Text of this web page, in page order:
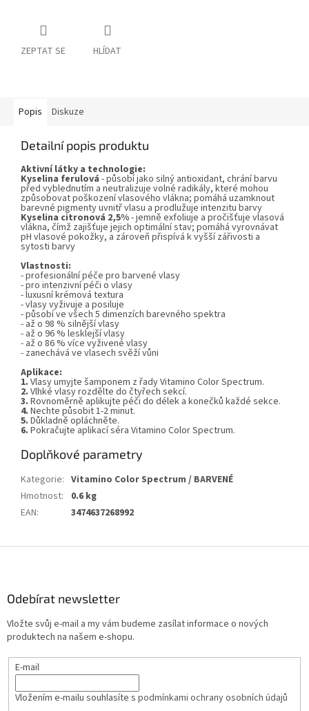
ZEPTAT SE HLÍDAT
Popis Diskuze
Detailní popis produktu
Aktivní látky a technologie:
Kyselina ferulová - působí jako silný antioxidant, chrání barvu
před vyblednutím a neutralizuje volné radikály, které mohou
způsobovat poškození vlasového vlákna; pomáhá uzamknout
barevné pigmenty uvnitř vlasu a prodlužuje intenzitu barvy
Kyselina citronová 2,5%- jemně exfoliuje a pročišťuje vlasová
vlákna, čímž zajišťuje jejich optimální stav; pomáhá vyrovnávat
pH vlasové pokožky, a zároveň přispívá k vyšší zářivosti a
sytosti barvy
Vlastnosti:
- profesionální péče pro barvené vlasy
- pro intenzivní péči o vlasy
- luxusní krémová textura
- vlasy vyživuje a posiluje
- působí ve všech 5 dimenzích barevného spektra
- až o 98 % silnější vlasy
- až o 96 % lesklejší vlasy
- až o 86 % více vyživené vlasy
- zanechává ve vlasech svěží vůni
Aplikace:
1. Vlasy umyjte šamponem z řadyVitamino Color Spectrum.
2. Vlhké vlasy rozdělte do čtyřech sekcí.
3. Rovnoměrně aplikujte péči do délek a konečků každé sekce.
4. Nechte působit 1-2 minut.
5. Důkladně opláchněte.
6. Pokračujte aplikacíséra Vitamino Color Spectrum.
Doplňkové parametry
Kategorie: Vitamino Color Spectrum / BARVENÉ
Hmotnost:
0.6 kg
EAN: 3474637268992
Odebírat newsletter
Vložte svůj e-mail a my vám budeme zasílat informace o nových
produktech na našem e-shopu.
E-mail
Vložením e-mailu souhlasíte s podmínkami ochrany osobních údajů